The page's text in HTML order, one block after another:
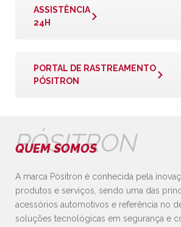
ASSISTÊNCIA
24H
PORTAL DE RASTREAMENTO
PÓSITRON
PÓSITRON
QUEM SOMOS
A marca Pósitron é conhecida pela
produtos e serviços, sendo uma das
acessórios automotivos e referência no
soluções tecnológicas em segurança e